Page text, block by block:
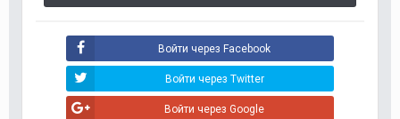
Войти через Facebook
Войти через Twitter
Войти через Google